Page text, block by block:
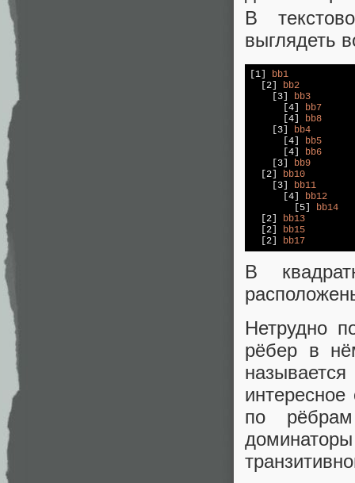
В
выглядеть
[1]
bb1
[2]
bb2
[3]
bb3
[4]
bb7
[4]
bb8
[3]
bb4
[4]
bb5
[4]
bb6
[3]
bb9
[2]
bb10
[3]
bb11
[4]
bb12
[5]
bb14
[2]
bb13
[2]
bb15
[2]
bb17
В
Нетрудно
рёбер в
по